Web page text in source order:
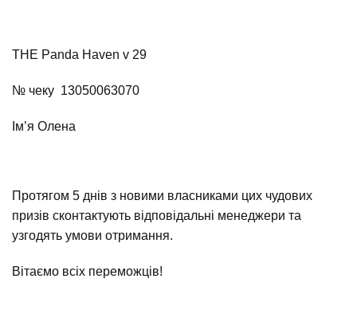
THE Panda Haven v 29
№ чеку 13050063070
Ім’я Олена
Протягом 5 днів з новими власниками цих чудових
призів сконтактують відповідальні менеджери та
узгодять умови отримання.
Вітаємо всіх переможців!